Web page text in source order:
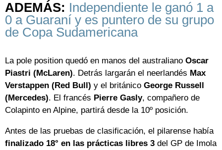
ADEMÁS: Independiente le ganó 1 a
0 a Guaraní y es puntero de su grupo
de Copa Sudamericana
La pole position quedó en manos del australiano Oscar
Piastri (McLaren). Detrás largarán el neerlandés Max
Verstappen (Red Bull) y el británico George Russell
(Mercedes). El francés Pierre Gasly, compañero de
Colapinto en Alpine, partirá desde la 10º posición.
Antes de las pruebas de clasificación, el pilarense había
finalizado 18° en las prácticas libres 3 del GP de Imola